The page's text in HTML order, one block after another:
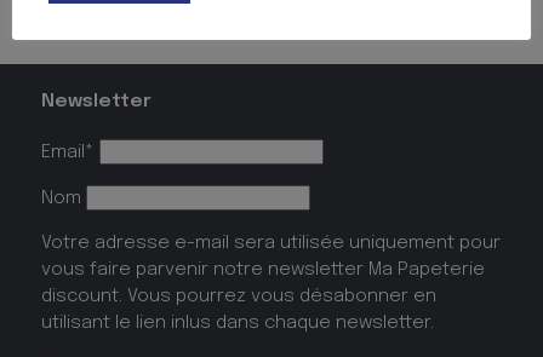
Newsletter
Email*
Nom
Votre adresse e-mail sera utilisée uniquement pour
vous faire parvenir notre newsletter Ma Papeterie
discount. Vous pourrez vous désabonner en
utilisant le lien inlus dans chaque newsletter.